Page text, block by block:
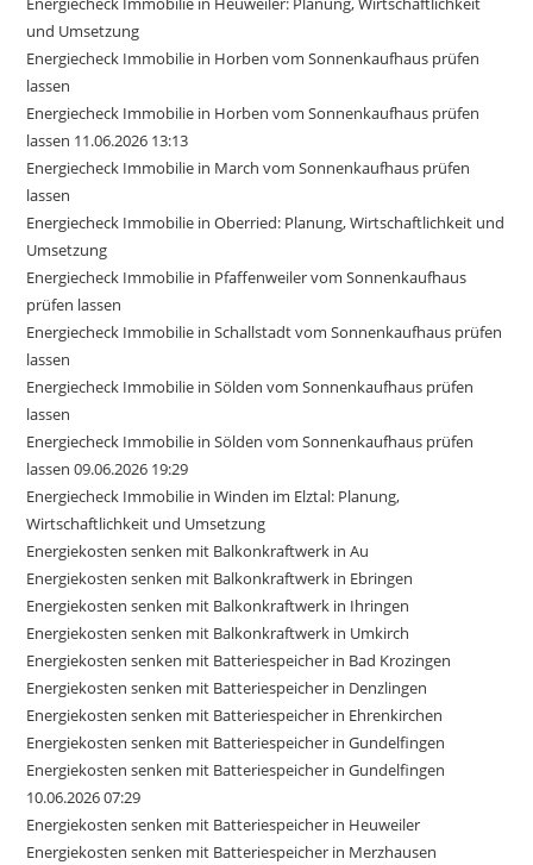
und Umsetzung
Energiecheck Immobilie in Horben vom Sonnenkaufhaus prüfen
lassen
Energiecheck Immobilie in Horben vom Sonnenkaufhaus prüfen
lassen 11.06.2026 13:13
Energiecheck Immobilie in March vom Sonnenkaufhaus prüfen
lassen
Energiecheck Immobilie in Oberried: Planung, Wirtschaftlichkeit und
Umsetzung
Energiecheck Immobilie in Pfaffenweiler vom Sonnenkaufhaus
prüfen lassen
Energiecheck Immobilie in Schallstadt vom Sonnenkaufhaus prüfen
lassen
Energiecheck Immobilie in Sölden vom Sonnenkaufhaus prüfen
lassen
Energiecheck Immobilie in Sölden vom Sonnenkaufhaus prüfen
lassen 09.06.2026 19:29
Energiecheck Immobilie in Winden im Elztal: Planung,
Wirtschaftlichkeit und Umsetzung
Energiekosten senken mit Balkonkraftwerk in Au
Energiekosten senken mit Balkonkraftwerk in Ebringen
Energiekosten senken mit Balkonkraftwerk in Ihringen
Energiekosten senken mit Balkonkraftwerk in Umkirch
Energiekosten senken mit Batteriespeicher in Bad Krozingen
Energiekosten senken mit Batteriespeicher in Denzlingen
Energiekosten senken mit Batteriespeicher in Ehrenkirchen
Energiekosten senken mit Batteriespeicher in Gundelfingen
Energiekosten senken mit Batteriespeicher in Gundelfingen
10.06.2026 07:29
Energiekosten senken mit Batteriespeicher in Heuweiler
Energiekosten senken mit Batteriespeicher in Merzhausen